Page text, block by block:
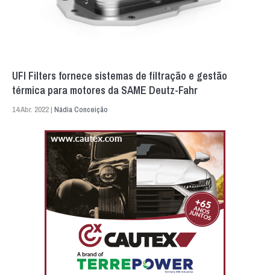
UFI Filters fornece sistemas de filtração e gestão
térmica para motores da SAME Deutz-Fahr
14 Abr. 2022 | Nádia Conceição